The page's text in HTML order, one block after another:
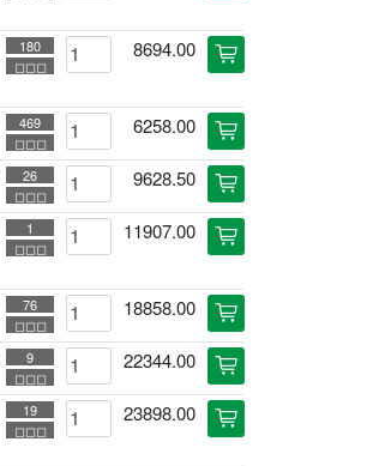
180
◻◻◻
8694.00 cart
469
◻◻◻
6258.00 cart
26
◻◻◻
9628.50 cart
1
◻◻◻
11907.00 cart
76
◻◻◻
18858.00 cart
9
◻◻◻
22344.00 cart
19
◻◻◻
23898.00 cart